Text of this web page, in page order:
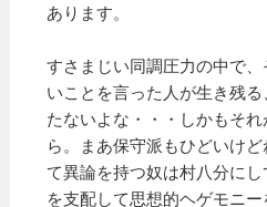
あります。
すさまじい同調圧力の中で
いことを言った人が生き残
たないよな・・・しかもそ
ら。まあ保守派もひどいけ
て異論を持つ奴は村八分に
を支配して思想的ヘゲモニ